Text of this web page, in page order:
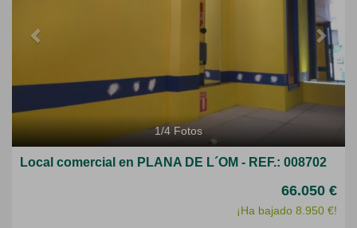
1/4 Fotos
Local comercial en PLANA DE L´OM - REF.: 008702
66.050 €
¡Ha bajado 8.950 €!